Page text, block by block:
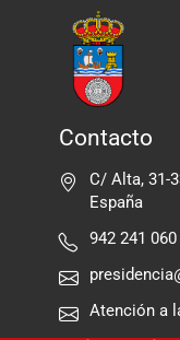
Contacto
C/ Alta, 31-
España
942 241
Atención a